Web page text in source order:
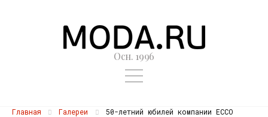
Осн. 1996
Главная Галереи 50-летний юбилей компании ECCO